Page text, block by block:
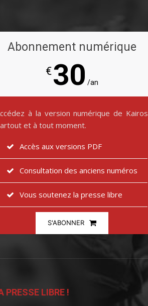
Abonnement numérique
€30 /an
à la version numérique de Kairos
et à tout moment.
Accès aux versions PDF
Consultation des anciens numéros
Vous soutenez la presse libre
S'ABONNER
PRESSE LIBRE !